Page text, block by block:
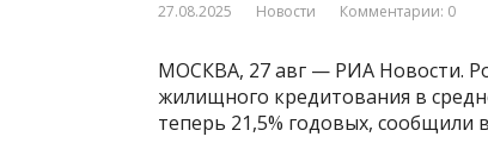
27.08.2025 Новости Комментарии: 0
МОСКВА, 27 авг — РИА Новости.
жилищного кредитования в
теперь 21,5% годовых, сообщили